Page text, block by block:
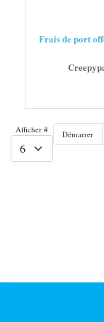
Frais de port
Afficher # Démarrer